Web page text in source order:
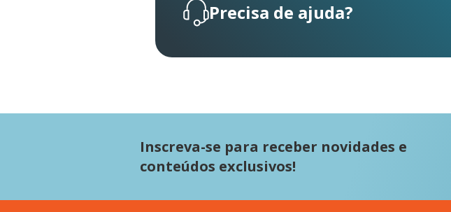
Precisa de ajuda?
Inscreva-se para receber novidades e
conteúdos exclusivos!